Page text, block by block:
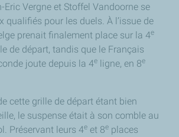
Eric Vergne et Stoffel Vandoorne se
qualifiés pour les duels. À l’issue de
prenait finalement place sur la 4e
de départ, tandis que le Français
joute depuis la 4e ligne, en 8e
cette grille de départ étant bien
le suspense était à son comble au
Préservant leurs 4e et 8e places